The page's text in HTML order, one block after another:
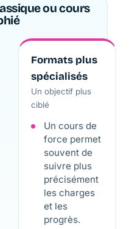
ou cours
Formats plus
spécialisés
Un objectif plus
ciblé
Un cours de
force permet
souvent de
suivre plus
précisément
les charges
et les
progrès.